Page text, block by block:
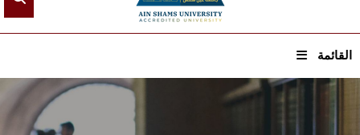
القائمة
الرئيسيـة